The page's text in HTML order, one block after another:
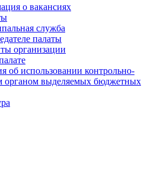
о вакансиях
служба
палаты
организации
об использовании контрольно-
органом выделяемых бюджетных